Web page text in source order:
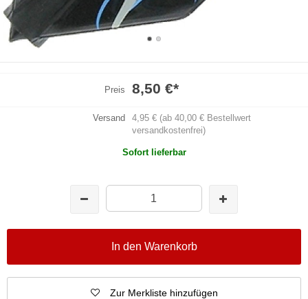
Preis 8,50 €*
Versand
4,95 € (ab 40,00 € Bestellwert
versandkostenfrei)
Sofort lieferbar
In den Warenkorb
Zur Merkliste hinzufügen